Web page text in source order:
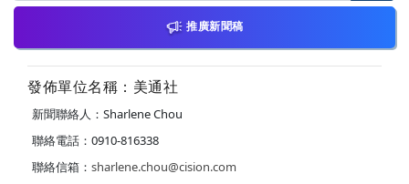
推廣新聞稿
發佈單位名稱：美通社
新聞聯絡人：Sharlene Chou
聯絡電話：0910-816338
聯絡信箱： sharlene.chou@cision.com